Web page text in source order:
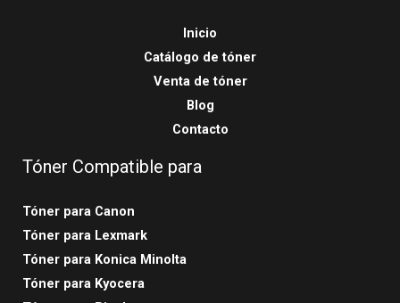
Inicio
Catálogo de tóner
Venta de tóner
Blog
Contacto
Tóner Compatible para
Tóner para Canon
Tóner para Lexmark
Tóner para Konica Minolta
Tóner para Kyocera